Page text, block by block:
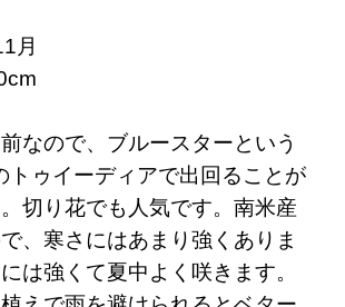
月
なので、ブルースターという
トゥイーディアで出回ることが
切り花でも人気です。南米産
、寒さにはあまり強くありま
は強くて夏中よく咲きます。